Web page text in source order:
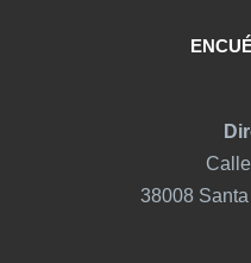
38008